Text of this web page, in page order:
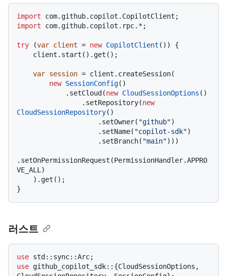
import
import com.github.copilot.rpc.*;
try (var client = new CopilotClient ()) {
var session = client.createSession(
new SessionConfig()
            .setCloud(
new CloudSessionOptions ()
                .setRepository(
new
CloudSessionRepository()
                    .setOwner(
"github")
                    .setName(
"copilot-sdk")
                    .setBranch(
"main")))
.setOnPermissionRequest(PermissionHandler.APPRO
VE_ALL)
러스트
use
use github_copilot_sdk::{CloudSessionOptions,